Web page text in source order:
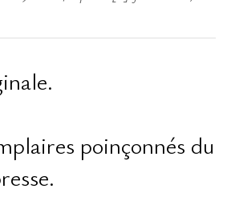
poinçonnés du